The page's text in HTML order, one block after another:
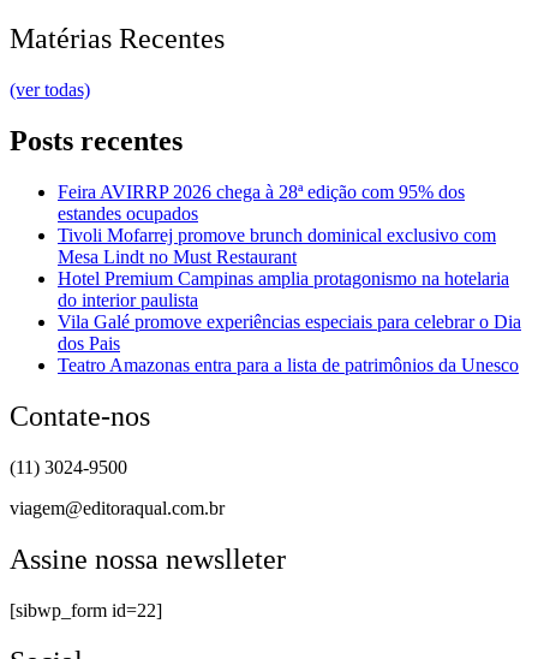
Matérias Recentes
(ver todas)
Posts recentes
Feira AVIRRP 2026 chega à 28ª edição com 95% dos
estandes ocupados
Tivoli Mofarrej promove brunch dominical exclusivo com
Mesa Lindt no Must Restaurant
Hotel Premium Campinas amplia protagonismo na hotelaria
do interior paulista
Vila Galé promove experiências especiais para celebrar o Dia
dos Pais
Teatro Amazonas entra para a lista de patrimônios da Unesco
Contate-nos
(11) 3024-9500
viagem@editoraqual.com.br
Assine nossa newslleter
[sibwp_form id=22]